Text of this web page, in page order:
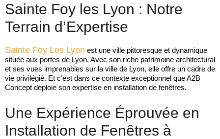
Sainte Foy les Lyon : Notre
Terrain d’Expertise
Sainte Foy Les Lyon est une ville pittoresque et dynamique
située aux portes de Lyon. Avec son riche patrimoine architectural
et ses vues imprenables sur la ville de Lyon, elle offre un cadre de
vie privilégié. Et c’est dans ce contexte exceptionnel que A2B
Concept déploie son expertise en installation de fenêtres.
Une Expérience Éprouvée en
Installation de Fenêtres à